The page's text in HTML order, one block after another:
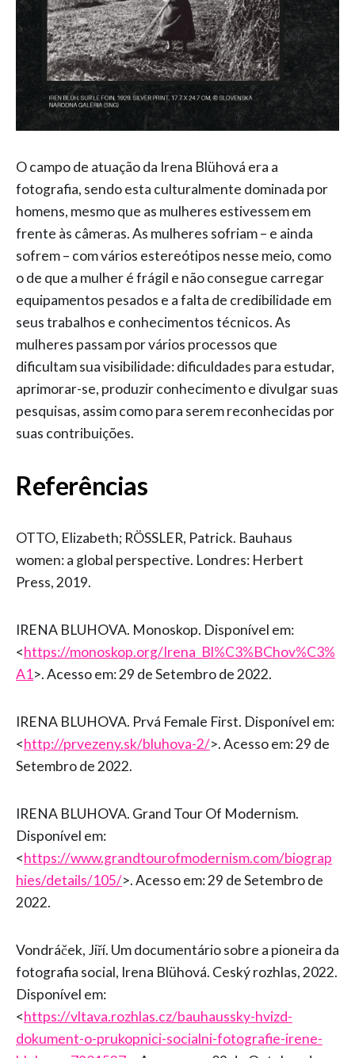
O campo de atuação da Irena Blühová era a
fotografia, sendo esta culturalmente dominada por
homens, mesmo que as mulheres estivessem em
frente às câmeras. As mulheres sofriam – e ainda
sofrem – com vários estereótipos nesse meio, como
o de que a mulher é frágil e não consegue carregar
equipamentos pesados e a falta de credibilidade em
seus trabalhos e conhecimentos técnicos. As
mulheres passam por vários processos que
dificultam sua visibilidade: dificuldades para estudar,
aprimorar-se, produzir conhecimento e divulgar suas
pesquisas, assim como para serem reconhecidas por
suas contribuições.
Referências
OTTO, Elizabeth; RÖSSLER, Patrick. Bauhaus
women: a global perspective. Londres: Herbert
Press, 2019.
IRENA BLUHOVA. Monoskop. Disponível em:
<https://monoskop.org/Irena_Bl%C3%BChov%C3%
A1>. Acesso em: 29 de Setembro de 2022.
IRENA BLUHOVA. Prvá Female First. Disponível em:
<http://prvezeny.sk/bluhova-2/>. Acesso em: 29 de
Setembro de 2022.
IRENA BLUHOVA. Grand Tour Of Modernism.
Disponível em:
<https://www.grandtourofmodernism.com/biograp
hies/details/105/>. Acesso em: 29 de Setembro de
2022.
Vondráček, Jiří. Um documentário sobre a pioneira da
fotografia social, Irena Blühová. Ceský rozhlas, 2022.
Disponível em:
<https://vltava.rozhlas.cz/bauhaussky-hvizd-
dokument-o-prukopnici-socialni-fotografie-irene-